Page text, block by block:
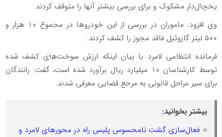
یخچال‌دار مشکوک و برای بررسی بیشتر آنها را متوقف کردند.
وی افزود: ماموران در بررسی از این خودروها در مجموع ۱۰ هزار و
۵۰۰ لیتر گازوئیل فاقد مجوز را کشف کردند.
فرمانده انتظامی لامرد با بیان اینکه ارزش سوخت‌های کشف شده
توسط کارشناسان ۱۰ میلیارد ریال برآورد شده است، گفت: رانندگان
برای سیر مراحل قانونی به مرجع قضایی معرفی شدند.
بیشتر بخوانید:
فعال‌سازی گشت نامحسوس پلیس راه در محورهای لامرد و